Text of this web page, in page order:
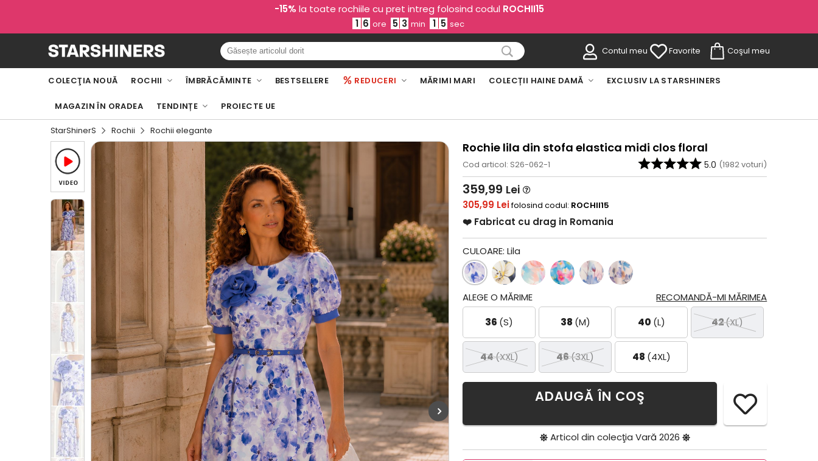
-15% la toate rochiile cu pret intreg folosind codul ROCHII15
1 6 ore 5 3 min 1 4 sec
Contul meu Favorite Coşul meu
COLECŢIA NOUĂ ROCHII ÎMBRĂCĂMINTE BESTSELLERE REDUCERI MĂRIMI MARI COLECȚII HAINE DAMĂ EXCLUSIV LA STARSHINERS
MAGAZIN ÎN ORADEA TENDINȚE PROIECTE UE
StarShinerS Rochii Rochii elegante
Rochie lila din stofa elastica midi clos floral
Cod articol: S26-062-1 5.0 (1982voturi)
359,99 Lei
305,99 Leifolosind codul: ROCHII15
❤️ Fabricat cu drag in Romania
CULOARE:Lila
RECOMANDĂ-MI MĂRIMEA
ALEGE O MĂRIME
36 (S) 38 (M) 40 (L) 42(XL)
44(XXL) 46(3XL) 48 (4XL)
ADAUGĂ ÎN COŞ
Articol din colecţia Vară 2026